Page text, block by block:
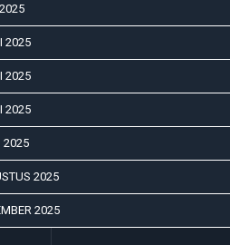
2025
2025
2025
2025
2025
2025